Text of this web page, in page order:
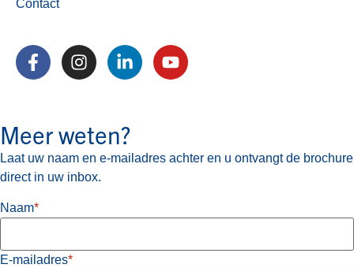
Contact
Meer weten?
Laat uw naam en e-mailadres achter en u ontvangt de brochure
direct in uw inbox.
Naam*
E-mailadres*